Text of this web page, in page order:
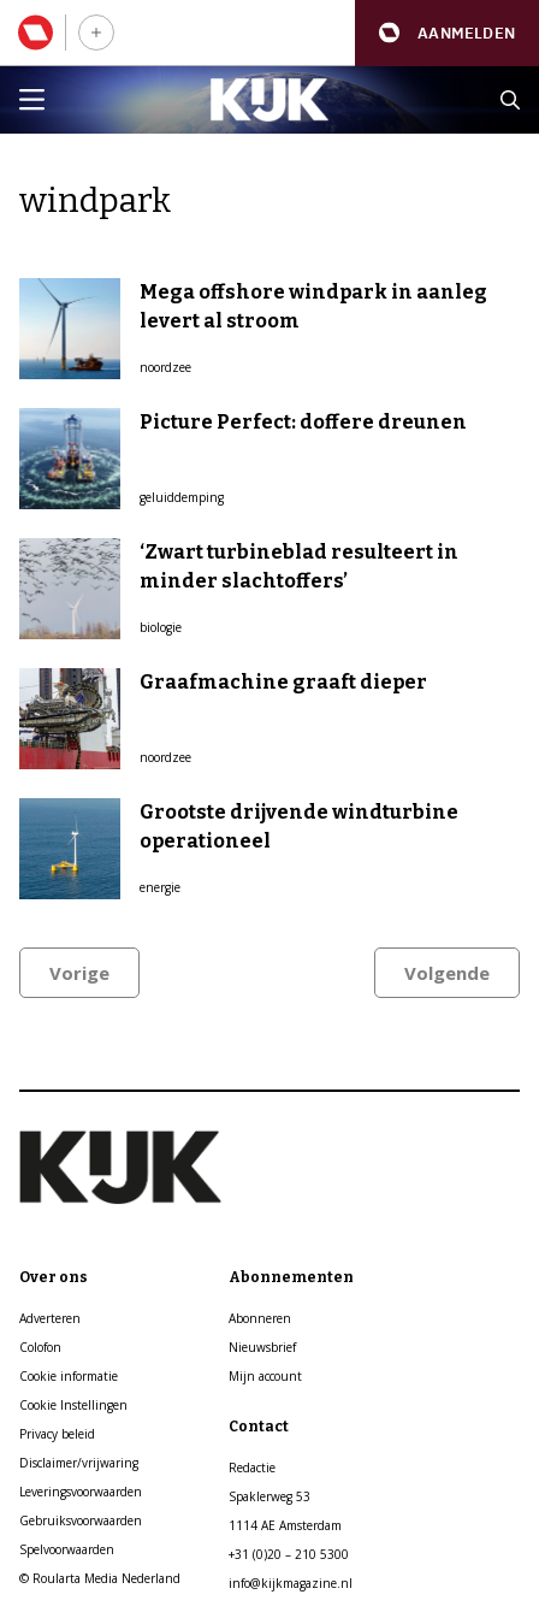
AANMELDEN
windpark
Mega offshore windpark in aanleg
levert al stroom
noordzee
Picture Perfect: doffere dreunen
geluiddemping
‘Zwart turbineblad resulteert in
minder slachtoffers’
biologie
Graafmachine graaft dieper
noordzee
Grootste drijvende windturbine
operationeel
energie
Vorige Volgende
Over ons
Adverteren
Colofon
Cookie informatie
Cookie Instellingen
Privacy beleid
Disclaimer/vrijwaring
Leveringsvoorwaarden
Gebruiksvoorwaarden
Spelvoorwaarden
© Roularta Media Nederland
Abonnementen
Abonneren
Nieuwsbrief
Mijn account
Contact
Redactie
Spaklerweg 53
1114 AE Amsterdam
+31 (0)20 – 210 5300
info@kijkmagazine.nl